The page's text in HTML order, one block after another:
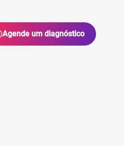
Agende um diagnóstico